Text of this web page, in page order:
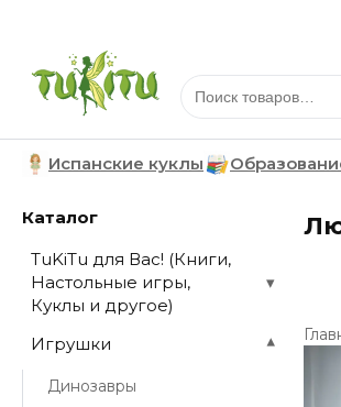
Испанские куклы
Каталог
TuKiTu для Вас! (Книги,
Настольные игры,
Куклы и другое)
▾
Игрушки ▾
Динозавры